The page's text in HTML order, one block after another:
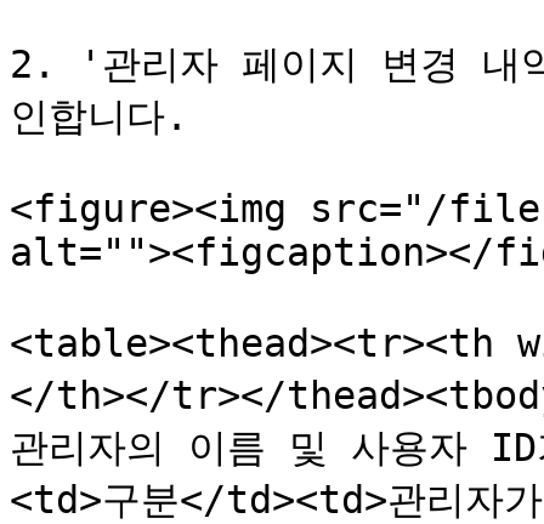
2. '관리자 페이지 변경 내
인합니다.
<figure><img src="/
alt=""><figcaption></
<table><thead><tr><th
</th></tr></
관리자의 이름 및 사용자
<td>구분</td><td>관리자